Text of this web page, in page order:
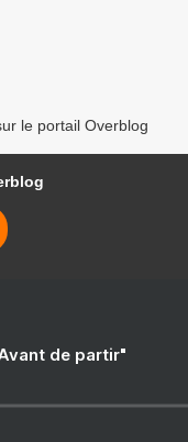
le portail Overblog
de partir"